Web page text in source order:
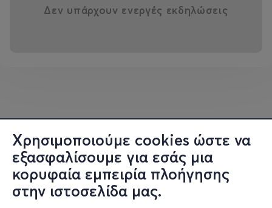
Χρησιμοποιούμε cookies ώστε να
εξασφαλίσουμε για εσάς μια
κορυφαία εμπειρία πλοήγησης
στην ιστοσελίδα μας.
σου και δημιούργησε το δικό σου “Thing”!
Δεν υπάρχουν ενεργές εκδηλώσεις